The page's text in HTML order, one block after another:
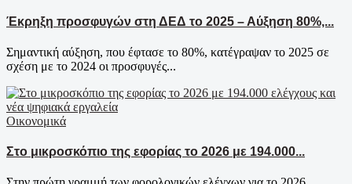
Έκρηξη προσφυγών στη ΔΕΔ το 2025 – Αύξηση 80%,...
Σημαντική αύξηση, που έφτασε το 80%, κατέγραψαν το 2025 σε
σχέση με το 2024 οι προσφυγές...
Οικονομικά
Στο μικροσκόπιο της εφορίας το 2026 με 194.000...